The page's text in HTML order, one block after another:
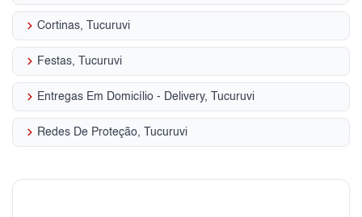
keyboard_arrow_right Cortinas, Tucuruvi
keyboard_arrow_right Festas, Tucuruvi
keyboard_arrow_right Entregas Em Domicílio - Delivery, Tucuruvi
keyboard_arrow_right Redes De Proteção, Tucuruvi